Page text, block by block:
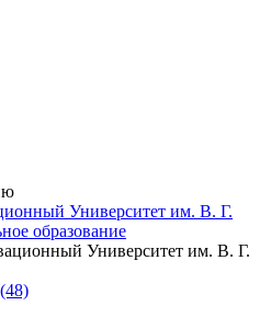
Университет им. В. Г.
образование